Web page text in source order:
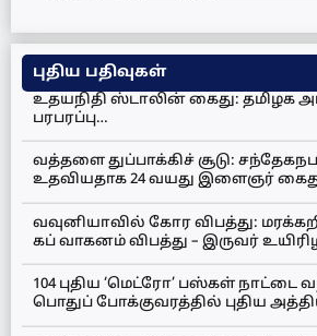
புதிய பதிவுகள்
உதயநிதி ஸ்டாலின் கைது: தமிழக
பரபரப்பு…
வத்தளை துப்பாக்கிச் சூடு:
உதவியதாக 24 வயது இளைஞர்
வவுனியாவில் கோர விபத்து:
கப் வாகனம் விபத்து – இருவர்
104 புதிய ‘மெட்ரோ’ பஸ்கள்
பொதுப் போக்குவரத்தில் புதிய